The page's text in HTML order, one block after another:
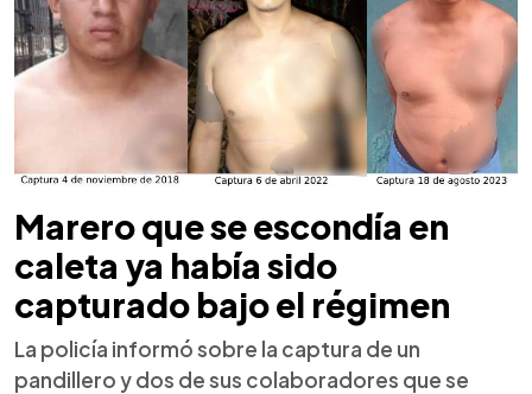
Marero que se escondía en
caleta ya había sido
capturado bajo el régimen
La policía informó sobre la captura de un
pandillero y dos de sus colaboradores que se